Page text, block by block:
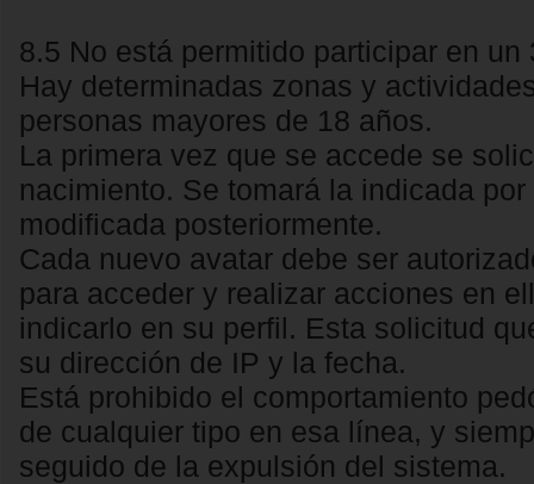
8.5 No está permitido participar en
Hay determinadas zonas y
personas mayores de 18 años.
La primera vez que se accede se
nacimiento. Se tomará la indicada
modificada posteriormente.
Cada nuevo avatar debe ser
para acceder y realizar acciones en
indicarlo en su perfil. Esta solicitud
su dirección de IP y la fecha.
Está prohibido el comportamiento
de cualquier tipo en esa línea, y
seguido de la expulsión del sistema.